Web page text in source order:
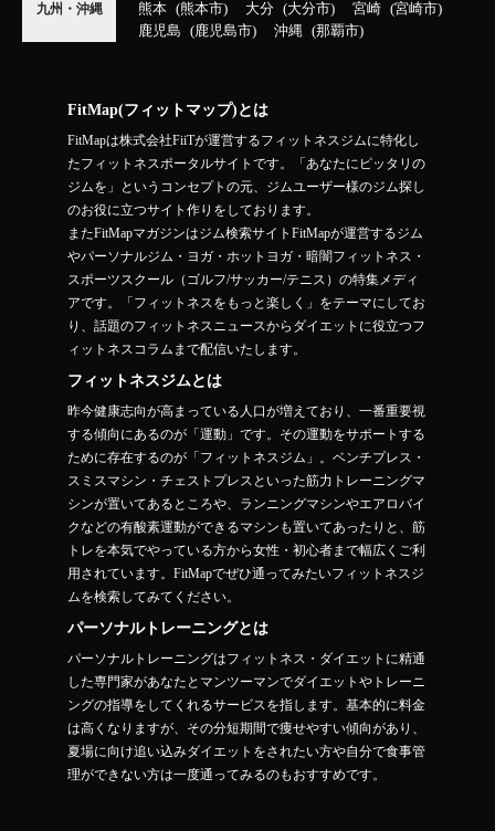
九州・沖縄
熊本
熊本市 大分 大分市 宮崎
宮崎市
鹿児島
鹿児島市 沖縄 那覇市
FitMap(フィットマップ)とは
FitMapは株式会社FiiTが運営するフィットネスジムに特化し
たフィットネスポータルサイトです。「あなたにピッタリの
ジムを」というコンセプトの元、ジムユーザー様のジム探し
のお役に立つサイト作りをしております。
またFitMapマガジンはジム検索サイトFitMapが運営するジム
やパーソナルジム・ヨガ・ホットヨガ・暗闇フィットネス・
スポーツスクール（ゴルフ/サッカー/テニス）の特集メディ
アです。「フィットネスをもっと楽しく」をテーマにしてお
り、話題のフィットネスニュースからダイエットに役立つフ
ィットネスコラムまで配信いたします。
フィットネスジムとは
昨今健康志向が高まっている人口が増えており、一番重要視
する傾向にあるのが「運動」です。その運動をサポートする
ために存在するのが「フィットネスジム」。ベンチプレス・
スミスマシン・チェストプレスといった筋力トレーニングマ
シンが置いてあるところや、ランニングマシンやエアロバイ
クなどの有酸素運動ができるマシンも置いてあったりと、筋
トレを本気でやっている方から女性・初心者まで幅広くご利
用されています。FitMapでぜひ通ってみたいフィットネスジ
ムを検索してみてください。
パーソナルトレーニングとは
パーソナルトレーニングはフィットネス・ダイエットに精通
した専門家があなたとマンツーマンでダイエットやトレーニ
ングの指導をしてくれるサービスを指します。基本的に料金
は高くなりますが、その分短期間で痩せやすい傾向があり、
夏場に向け追い込みダイエットをされたい方や自分で食事管
理ができない方は一度通ってみるのもおすすめです。